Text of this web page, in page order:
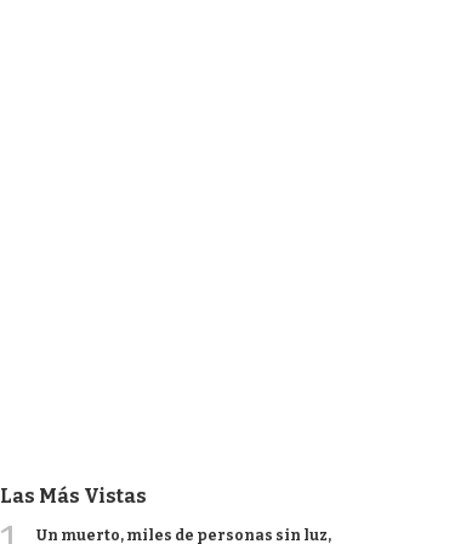
Las Más Vistas
Un muerto, miles de personas sin luz,